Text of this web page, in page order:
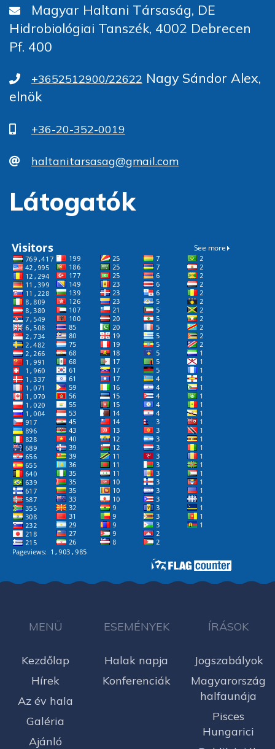
Magyar Haltani Társaság, DE
Hidrobiológiai Tanszék, 4002 Debrecen
Pf. 400
+3652512900/22622 Nagy Sándor Alex,
elnök
+36-20-352-0019
haltanitarsasag@gmail.com
Látogatók
MENÜ
Kezdőlap
Hírek
Az év hala
Galéria
Ajánló
ESEMÉNYEK
Halak napja
Konferenciák
ÍRÁSOK
Jogszabályok
Magyarország
halfaunája
Pisces
Hungarici